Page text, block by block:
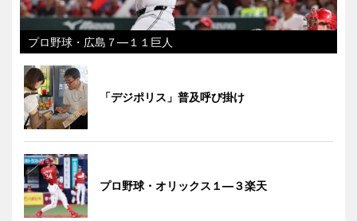
プロ野球・広島７―１１巨人
「デジポリス」普及呼び掛け
プロ野球・オリックス１―３楽天